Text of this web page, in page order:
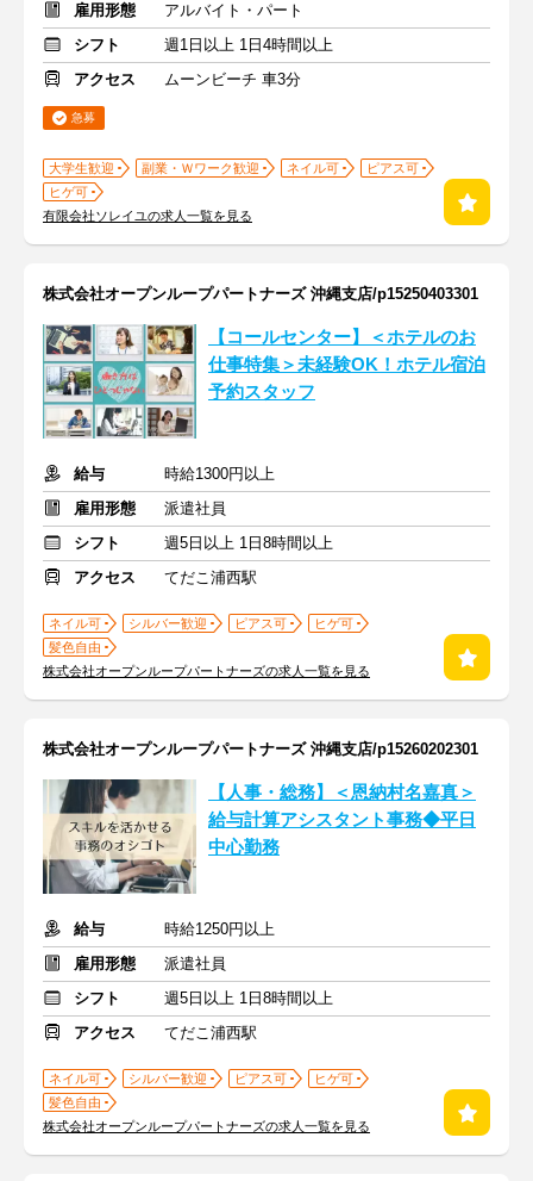
雇用形態
アルバイト・パート
シフト
週1日以上 1日4時間以上
アクセス
ムーンビーチ 車3分
急募
大学生歓迎 副業・Ｗワーク歓迎 ネイル可
ピアス可
ヒゲ可
有限会社ソレイユの求人一覧を見る
株式会社オープンループパートナーズ 沖縄支店/p15250403301
【コールセンター】＜ホテルのお
仕事特集＞未経験OK！ホテル宿泊
予約スタッフ
給与
時給1300円以上
雇用形態
派遣社員
シフト
週5日以上 1日8時間以上
アクセス
てだこ浦西駅
ネイル可 シルバー歓迎 ピアス可
ヒゲ可
髪色自由
株式会社オープンループパートナーズの求人一覧を見る
株式会社オープンループパートナーズ 沖縄支店/p15260202301
【人事・総務】＜恩納村名嘉真＞
給与計算アシスタント事務◆平日
中心勤務
給与
時給1250円以上
雇用形態
派遣社員
シフト
週5日以上 1日8時間以上
アクセス
てだこ浦西駅
ネイル可 シルバー歓迎 ピアス可
ヒゲ可
髪色自由
株式会社オープンループパートナーズの求人一覧を見る